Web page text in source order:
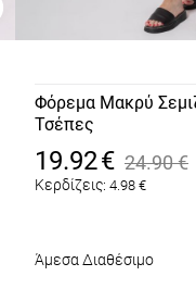
Φόρεμα Μακρύ
Τσέπες
19.92€ 24.90€
Κερδίζεις: 4.98 €
Άμεσα Διαθέσιμο